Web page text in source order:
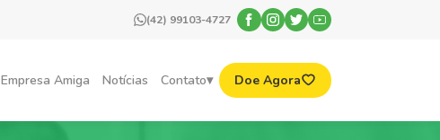
(42) 99103-4727
Empresa Amiga Notícias Contato Doe Agora